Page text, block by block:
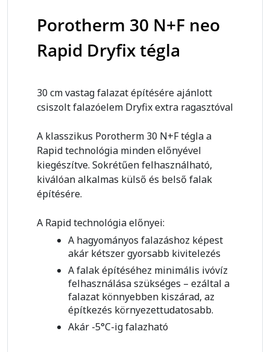
Porotherm 30 N+F neo
Rapid Dryfix tégla
30 cm vastag falazat építésére ajánlott
csiszolt falazóelem Dryfix extra ragasztóval
A klasszikus Porotherm 30 N+F tégla a
Rapid technológia minden előnyével
kiegészítve. Sokrétűen felhasználható,
kiválóan alkalmas külső és belső falak
építésére.
A Rapid technológia előnyei:
A hagyományos falazáshoz képest
akár kétszer gyorsabb kivitelezés
A falak építéséhez minimális ivóvíz
felhasználása szükséges – ezáltal a
falazat könnyebben kiszárad, az
építkezés környezettudatosabb.
Akár -5°C-ig falazható